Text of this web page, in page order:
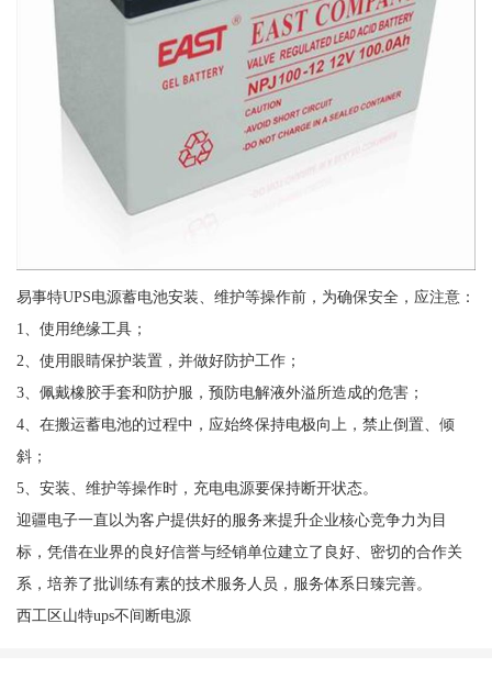
易事特UPS电源蓄电池安装、维护等操作前，为确保安全，应注意：
1、使用绝缘工具；
2、使用眼睛保护装置，并做好防护工作；
3、佩戴橡胶手套和防护服，预防电解液外溢所造成的危害；
4、在搬运蓄电池的过程中，应始终保持电极向上，禁止倒置、倾
斜；
5、安装、维护等操作时，充电电源要保持断开状态。
迎疆电子一直以为客户提供好的服务来提升企业核心竞争力为目
标，凭借在业界的良好信誉与经销单位建立了良好、密切的合作关
系，培养了批训练有素的技术服务人员，服务体系日臻完善。
西工区山特ups不间断电源